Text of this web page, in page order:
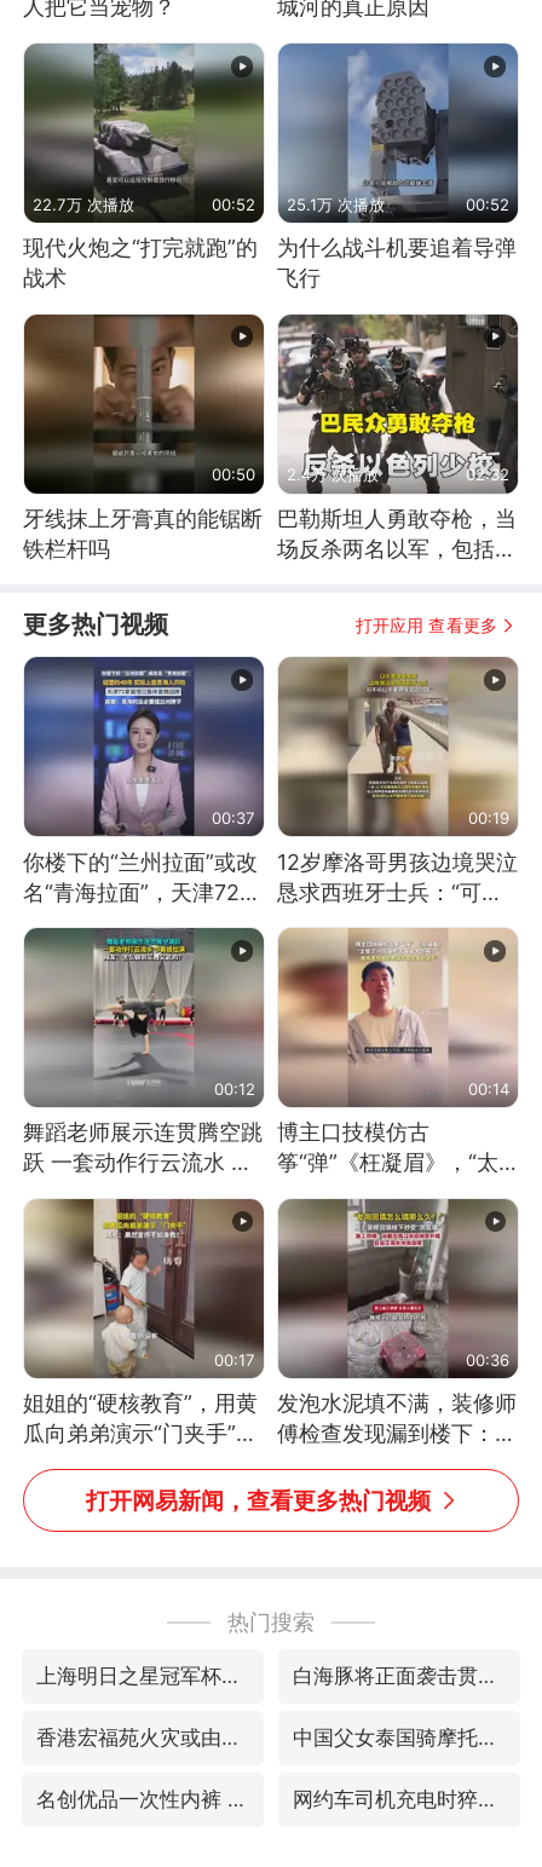
人把它当宠物？
城河的真正原因
22.7万 次播放 00:52
现代火炮之“打完就跑”的
战术
25.1万 次播放 00:52
为什么战斗机要追着导弹
飞行
00:50
牙线抹上牙膏真的能锯断
铁栏杆吗
2.4万 次播放 02:32
巴勒斯坦人勇敢夺枪，当
场反杀两名以军，包括一
更多热门视频 打开应用 查看更多
00:37
你楼下的“兰州拉面”或改
名“青海拉面”，天津72家
面馆已集体更换招牌
00:19
12岁摩洛哥男孩边境哭泣
恳求西班牙士兵：“可不
可以不要把我遣返回国”
00:12
舞蹈老师展示连贯腾空跳
跃 一套动作行云流水 节
奏感拉满 网友：怎么做
到又舞又武的？
00:14
博主口技模仿古
筝“弹”《枉凝眉》，“太
像了～你是吃古筝长大的
吗？”“或将成为首位考级
不带古筝的选手。”（来
源：新华每日电讯）
00:17
姐姐的“硬核教育”，用黄
瓜向弟弟演示“门夹手”，
网友：果然言传不如身
教！
00:36
发泡水泥填不满，装修师
傅检查发现漏到楼下：出
风口未延伸到外墙
打开网易新闻，查看更多热门视频
热门搜索
上海明日之星冠军杯调整决赛时间 白海豚将正面袭击贯穿浙江
香港宏福苑火灾或由烟头引起 中国父女泰国骑摩托车坠崖1死1伤
名创优品一次性内裤 颜面尽失 网约车司机充电时猝死保险拒赔